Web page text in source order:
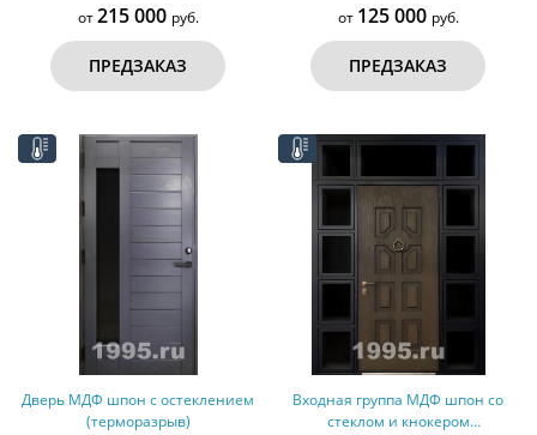
от215 000 руб.
ПРЕДЗАКАЗ
от 125 000 руб.
ПРЕДЗАКАЗ
Дверь МДФ шпон с остеклением
(терморазрыв)
Входная группа МДФ шпон со
стеклом и кнокером